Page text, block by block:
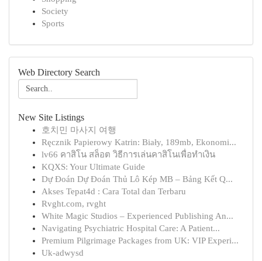
Society
Sports
Web Directory Search
New Site Listings
호치민 마사지 여행
Ręcznik Papierowy Katrin: Biały, 189mb, Ekonomi...
lv66 คาสิโน สล็อต วิธีการเล่นคาสิโนเพื่อทำเงิน
KQXS: Your Ultimate Guide
Dự Đoán Dự Đoán Thủ Lô Kép MB – Bảng Kết Q...
Akses Tepat4d : Cara Total dan Terbaru
Rvght.com, rvght
White Magic Studios – Experienced Publishing An...
Navigating Psychiatric Hospital Care: A Patient...
Premium Pilgrimage Packages from UK: VIP Experi...
Uk-adwysd